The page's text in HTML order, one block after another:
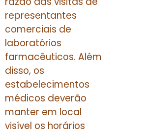
representantes
comerciais de
laboratórios
farmacêuticos. Além
disso, os
estabelecimentos
médicos deverão
manter em local
visível os horários